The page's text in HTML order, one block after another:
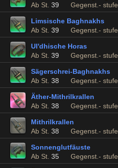
Ab St. 39 Gegenst.- stufe
Limsische Baghnakhs
Ab St. 39 Gegenst.- stufe
Ul'dhische Horas
Ab St. 39 Gegenst.- stufe
Sägerschrei-Baghnakhs
Ab St. 38 Gegenst.- stufe
Äther-Mithrilkrallen
Ab St. 38 Gegenst.- stufe
Mithrilkrallen
Ab St. 38 Gegenst.- stufe
Sonnenglutfäuste
Ab St. 35 Gegenst.- stufe